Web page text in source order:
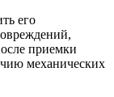
его
приемки
механических